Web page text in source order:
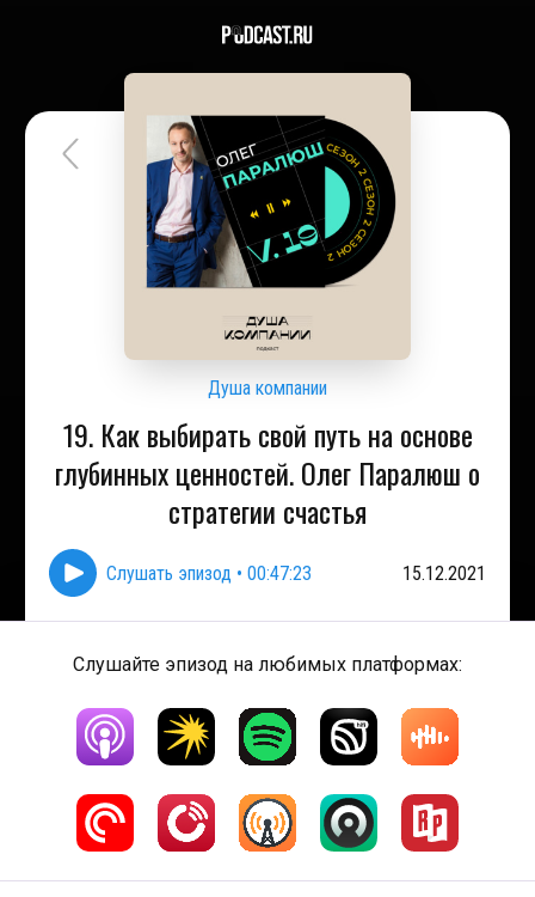
Душа компании
19. Как выбирать свой путь на основе
глубинных ценностей. Олег Паралюш о
стратегии счастья
Слушать эпизод • 00:47:23 15.12.2021
Слушайте эпизод на любимых платформах: